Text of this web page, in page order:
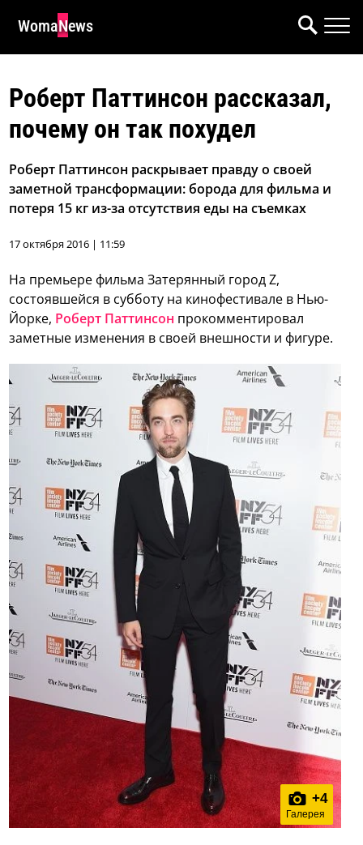
WomaNews
Роберт Паттинсон рассказал,
почему он так похудел
Роберт Паттинсон раскрывает правду о своей
заметной трансформации: борода для фильма и
потеря 15 кг из-за отсутствия еды на съемках
17 октября 2016 | 11:59
На премьере фильма Затерянный город Z,
состоявшейся в субботу на кинофестивале в Нью-
Йорке, Роберт Паттинсон прокомментировал
заметные изменения в своей внешности и фигуре.
+4
Галерея